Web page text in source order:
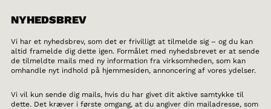
NYHEDSBREV
Vi har et nyhedsbrev, som det er frivilligt at tilmelde sig – og du kan
altid framelde dig dette igen. Formålet med nyhedsbrevet er at sende
de tilmeldte mails med ny information fra virksomheden, som kan
omhandle nyt indhold på hjemmesiden, annoncering af vores ydelser.
Vi vil kun sende dig mails, hvis du har givet dit aktive samtykke til
dette. Det kræver i første omgang, at du angiver din mailadresse, som